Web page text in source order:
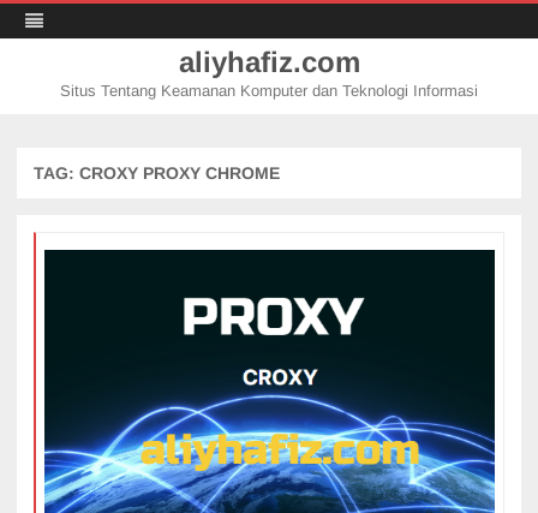
aliyhafiz.com
Situs Tentang Keamanan Komputer dan Teknologi Informasi
TAG: CROXY PROXY CHROME